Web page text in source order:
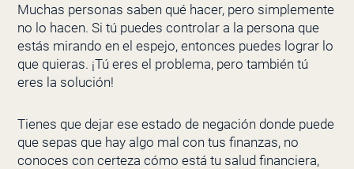
Muchas personas saben qué hacer, pero simplemente
no lo hacen. Si tú puedes controlar a la persona que
estás mirando en el espejo, entonces puedes lograr lo
que quieras. ¡Tú eres el problema, pero también tú
eres la solución!
Tienes que dejar ese estado de negación donde puede
que sepas que hay algo mal con tus finanzas, no
conoces con certeza cómo está tu salud financiera,